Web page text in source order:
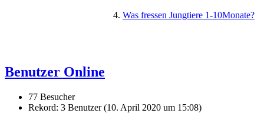
Was fressen Jungtiere 1-10Monate?
Benutzer Online
77 Besucher
Rekord: 3 Benutzer (10. April 2020 um 15:08)